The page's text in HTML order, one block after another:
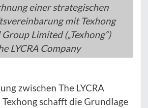
einer strategischen
mit Texhong
Limited („Texhong“)
LYCRA Company
zwischen The LYCRA
schafft die Grundlage